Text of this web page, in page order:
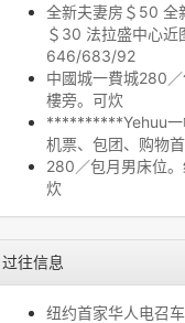
全新夫妻房＄50 全
＄30 法拉盛中心近
646/683/92
中國城一費城280
樓旁。可炊
**********Yehuu
机票、包团、购物
280／包月男床位
炊
过往信息
纽约首家华人电召